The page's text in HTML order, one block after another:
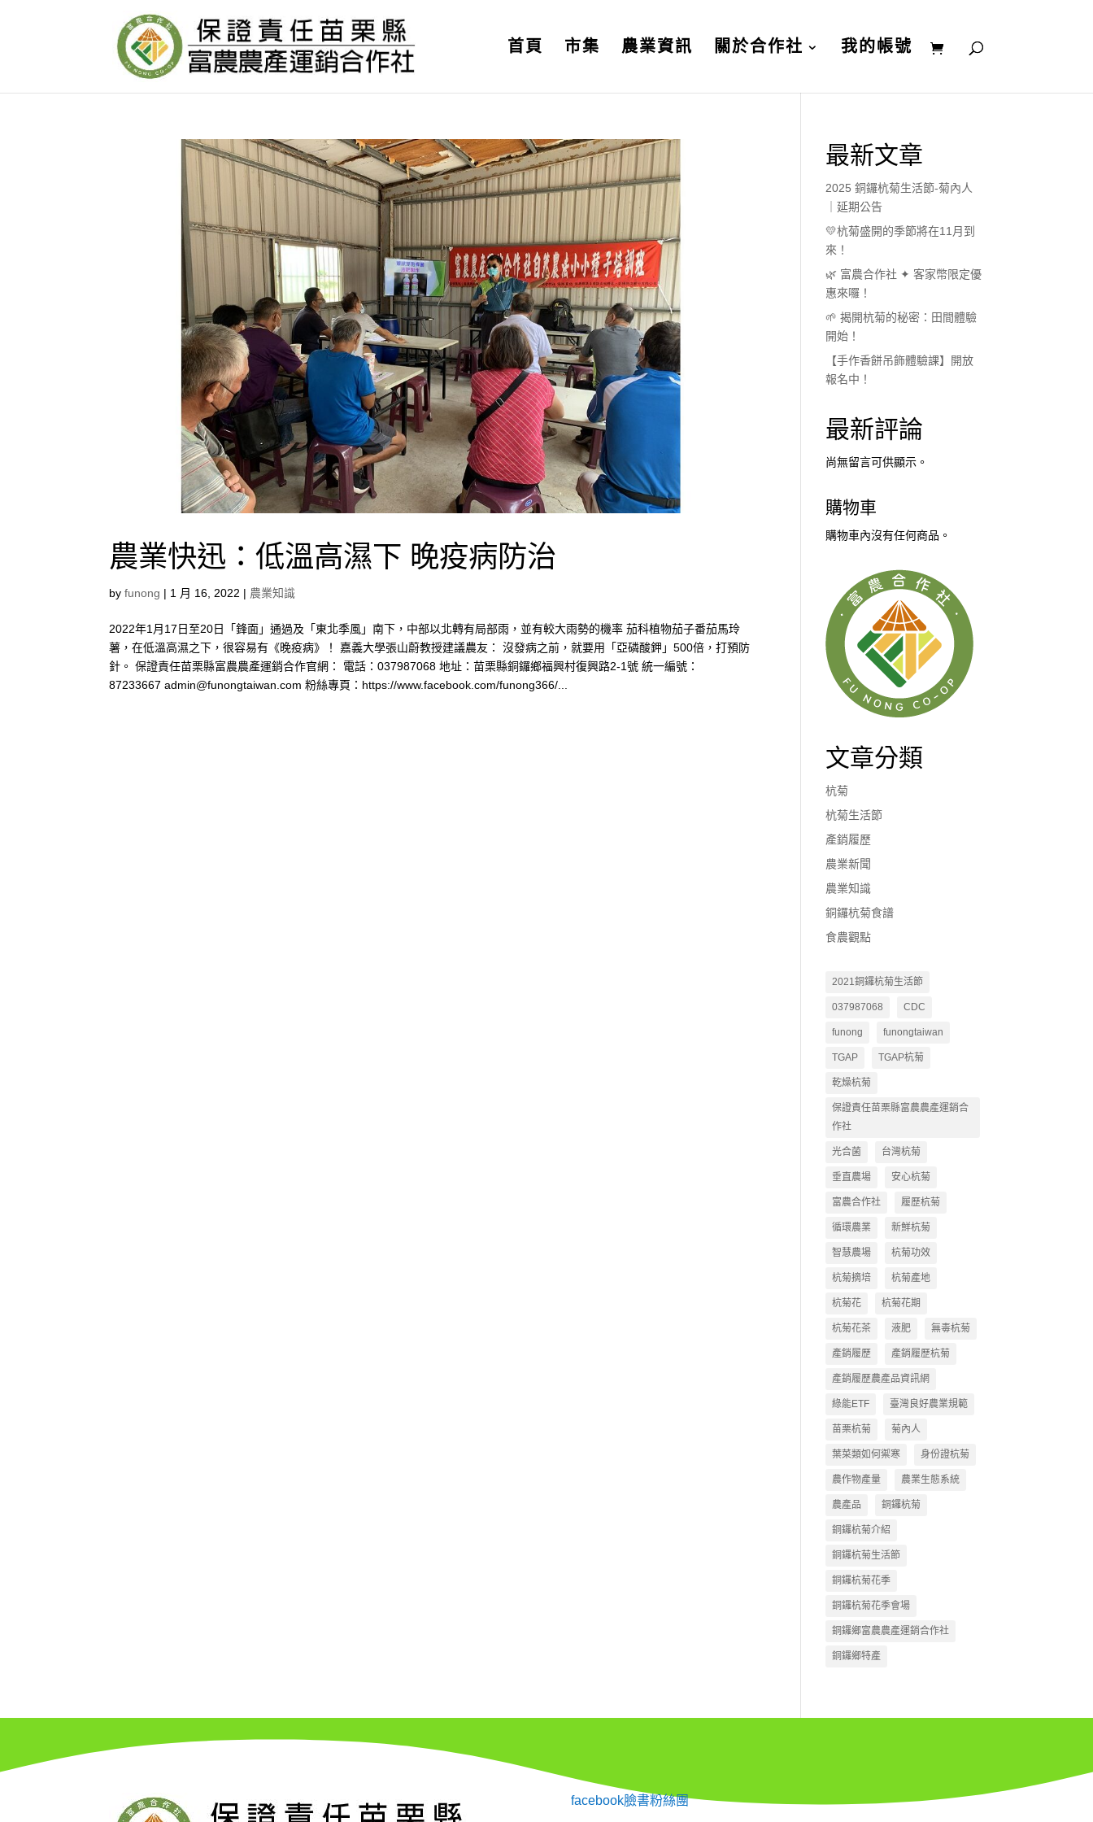
首頁 市集 農業資訊 關於合作社 我的帳號
農業快迅：低溫高濕下 晚疫病防治
byfunong | 1 月 16, 2022 | 農業知識
2022年1月17日至20日「鋒面」通過及「東北季風」南下，中部以北轉有局部雨，並有較大雨勢的機率 茄科植物茄子番茄馬玲
薯，在低溫高濕之下，很容易有《晚疫病》！ 嘉義大學張山蔚教授建議農友： 沒發病之前，就要用「亞磷酸鉀」500倍，打預防
針。 保證責任苗栗縣富農農產運銷合作官網： 電話：037987068 地址：苗栗縣銅鑼鄉福興村復興路2-1號 統一編號：
87233667admin@funongtaiwan.com 粉絲專頁：https://www.facebook.com/funong366/...
最新文章
2025 銅鑼杭菊生活節-菊內人
｜延期公告
💛杭菊盛開的季節將在11月到
來！
🌿 富農合作社 ✦ 客家幣限定優
惠來囉！
🌱 揭開杭菊的秘密：田間體驗
開始！
【手作香餅吊飾體驗課】開放
報名中！
最新評論
尚無留言可供顯示。
購物車
購物車內沒有任何商品。
文章分類
杭菊
杭菊生活節
產銷履歷
農業新聞
農業知識
銅鑼杭菊食譜
食農觀點
2021銅鑼杭菊生活節
037987068 CDC
funong funongtaiwan
TGAP TGAP杭菊
乾燥杭菊
保證責任苗栗縣富農農產運銷合
作社
光合菌 台灣杭菊
垂直農場 安心杭菊
富農合作社 履歷杭菊
循環農業 新鮮杭菊
智慧農場 杭菊功效
杭菊摘培 杭菊產地
杭菊花 杭菊花期
杭菊花茶 液肥 無毒杭菊
產銷履歷 產銷履歷杭菊
產銷履歷農產品資訊網
綠能ETF 臺灣良好農業規範
苗栗杭菊 菊內人
葉菜類如何禦寒 身份證杭菊
農作物產量 農業生態系統
農產品 銅鑼杭菊
銅鑼杭菊介紹
銅鑼杭菊生活節
銅鑼杭菊花季
銅鑼杭菊花季會場
銅鑼鄉富農農產運銷合作社
銅鑼鄉特產
facebook臉書粉絲團